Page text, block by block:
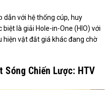
dẫn với hệ thống cúp, huy
là giải Hole-in-One (HIO) với
vật đắt giá khác đang chờ
Sóng Chiến Lược: HTV